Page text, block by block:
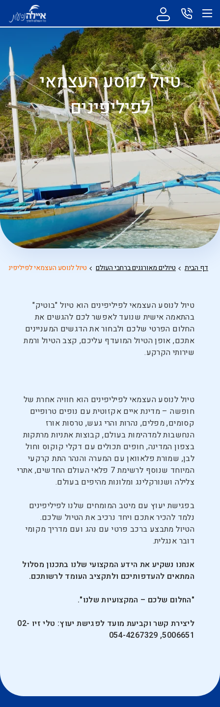
טיול לנוסע העצמאי
לפיליפינים
דף הבית טיולים מאורגנים ברחבי העולם טיול לנוסע העצמאי לפיליפינים
טיול לנוסע העצמאי לפיליפינים הוא טיול "בוטיק"
בהתאמה אישית שנועד לאפשר לכם להגשים את
החלום הפרטי שלכם ולבחור את הדגשים המעניינים
אתכם, אופן הטיול המועדף עליכם, קצב הטיול ורמת
שירותי הקרקע.
טיול לנוסע העצמאי לפיליפינים הוא חוויה אחרת של
חופשה – מדינת איים אקזוטית עם נופים טרופיים
קסומים, מפלים, נהרות והרי געש, טרסות אורז
הנחשבות למדהימות בעולם, קבוצות אתניות מרתקות
בצפון המדינה, חופים תכולים עם דקלי קוקוס וחול
לבן, שמורת פלאוואן עם המערה והנהר התת קרקעי
המיוחד שנוסף לרשימת 7 פלאי העולם החדשים, אתרי
צלילה ושנורקלינג ומלונות מהיפים בעולם.
בפגישת יעוץ עם מיטב המומחים שלנו לפיליפינים
נלמד להכיר אתכם ויחד נרכיב את הטיול שלכם.
הטיול מתבצע ברכב פרטי עם נהג ועם מדריך מקומי
דובר אנגלית.
אנחנו נשקיע את הידע המקצועי שלנו בתכנון מסלול
המתאים להעדפותיכם ולתקציב העומד לרשותכם.
"החלום שלכם – המקצועיות שלנו".
ליצירת קשר וקביעת מועד לפגישת יעוץ: טלי זיו 02-
5006651, 054-4267329